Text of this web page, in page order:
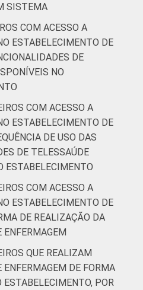
SISTEMA
COM ACESSO A
ESTABELECIMENTO DE
DE
NO
COM ACESSO A
ESTABELECIMENTO DE
DE USO DAS
DE TELESSAÚDE
ESTABELECIMENTO
COM ACESSO A
ESTABELECIMENTO DE
DE REALIZAÇÃO DA
ENFERMAGEM
QUE REALIZAM
ENFERMAGEM DE FORMA
ESTABELECIMENTO, POR